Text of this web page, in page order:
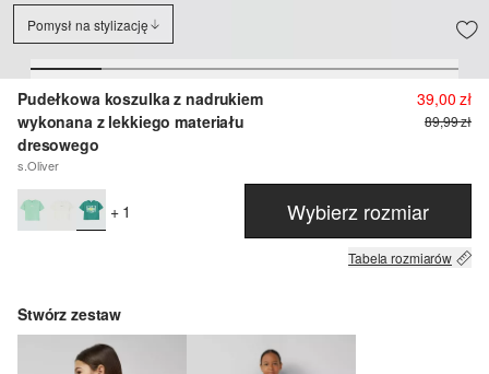
Pomysł na stylizację
Pudełkowa koszulka z nadrukiem
wykonana z lekkiego materiału
dresowego
s.Oliver
39,00 zł
89,99 zł
+ 1 Wybierz rozmiar
Tabela rozmiarów
Stwórz zestaw